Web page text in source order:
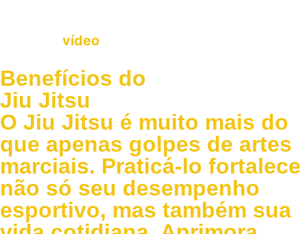
vídeo
Benefícios do
Jiu Jitsu
O Jiu Jitsu é muito mais do
que apenas golpes de artes
marciais. Praticá-lo fortalece
não só seu desempenho
esportivo, mas também sua